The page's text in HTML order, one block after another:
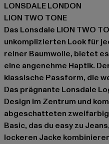
LONSDALE LONDON
LION TWO TONE
Das Lonsdale LION TWO
unkomplizierten Look für
reiner Baumwolle, bietet
eine angenehme Haptik.
klassische Passform, die
Das prägnante Lonsdale
Design im Zentrum und
abgeschatteten
Basic, das du easy zu
lockeren Jacke